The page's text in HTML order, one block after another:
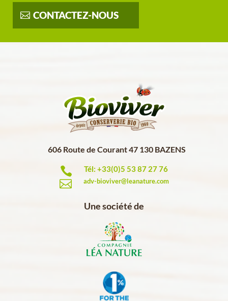
CONTACTEZ-NOUS
606 Route de Courant 47 130 BAZENS
 Tél: +33(0)5 53 87 27 76
 adv-bioviver@leanature.com
Une société de